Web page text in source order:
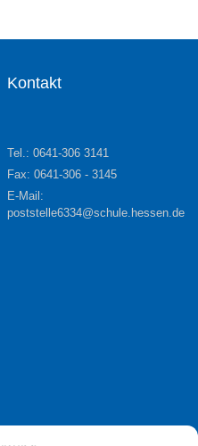
Kontakt
Tel.: 0641-306 3141
Fax: 0641-306 - 3145
E-Mail:
poststelle6334@schule.hessen.de